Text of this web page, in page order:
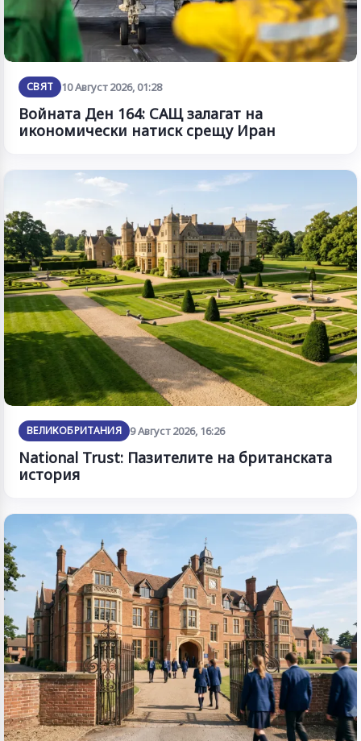
СВЯТ 10 Август 2026, 01:28
Войната Ден 164: САЩ залагат на
икономически натиск срещу Иран
ВЕЛИКОБРИТАНИЯ 9 Август 2026, 16:26
National Trust: Пазителите на британската
история